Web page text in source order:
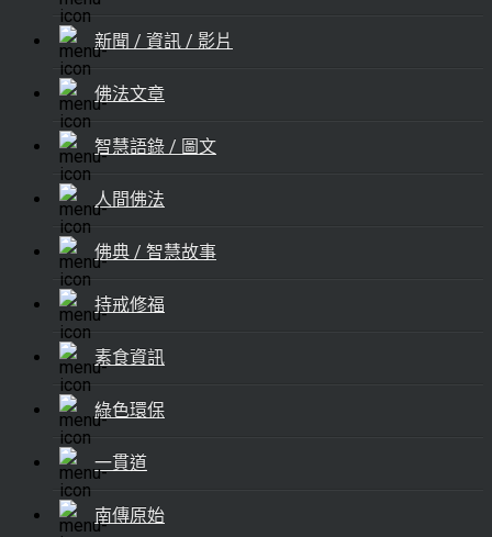
新聞 / 資訊 / 影片
佛法文章
智慧語錄 / 圖文
人間佛法
佛典 / 智慧故事
持戒修福
素食資訊
綠色環保
一貫道
南傳原始